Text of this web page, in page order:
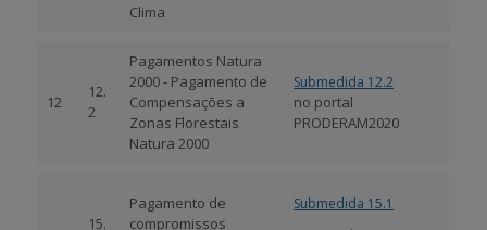
Clima
12
12.
2
Pagamentos Natura
2000 - Pagamento de
Compensações a
Zonas Florestais
Natura 2000
Submedida 12.2
no portal
PRODERAM2020
15.
Pagamento de
compromissos
Submedida 15.1